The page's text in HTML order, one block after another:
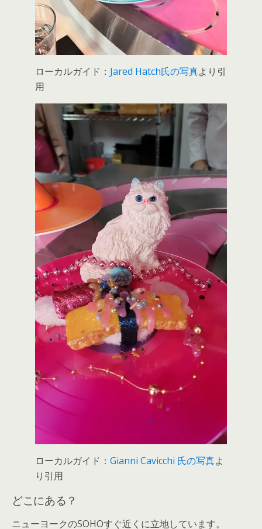
ローカルガイド： Jared Hatch氏の写真より引
用
ローカルガイド： Gianni Cavicchi 氏の写真よ
り引用
どこにある？
ニューヨークのSOHOすぐ近くに立地しています。